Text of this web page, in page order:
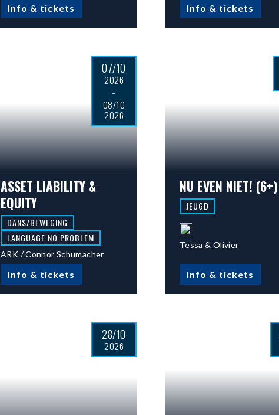
Info & tickets Info & tickets
07/10
2026
-
08/10
2026
ASSET LIABILITY &
EQUITY
DANS/BEWEGING
LANGUAGE NO PROBLEM
ARK / Connor Schumacher
Info & tickets
NU EVEN NIET! (6+)
JEUGD
Tessa & Olivier
Info & tickets
28/10
2026